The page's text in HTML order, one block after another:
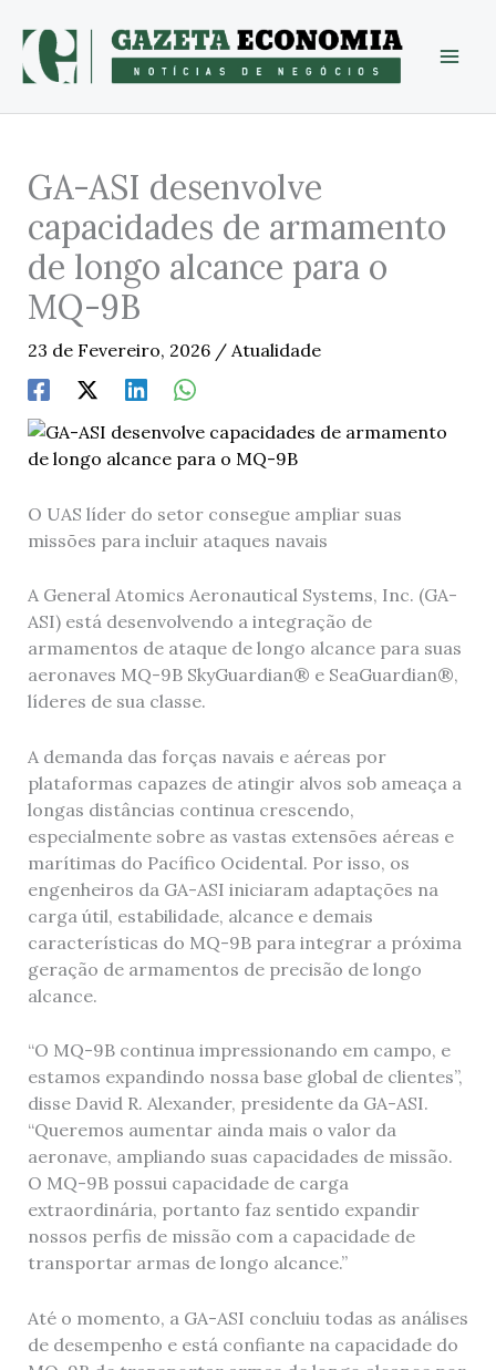
content
GA-ASI desenvolve
capacidades de armamento
de longo alcance para o
MQ-9B
23 de Fevereiro, 2026 / Atualidade
O UAS líder do setor consegue ampliar suas
missões para incluir ataques navais
A General Atomics Aeronautical Systems, Inc. (GA-
ASI) está desenvolvendo a integração de
armamentos de ataque de longo alcance para suas
aeronaves MQ-9B SkyGuardian® e SeaGuardian®,
líderes de sua classe.
A demanda das forças navais e aéreas por
plataformas capazes de atingir alvos sob ameaça a
longas distâncias continua crescendo,
especialmente sobre as vastas extensões aéreas e
marítimas do Pacífico Ocidental. Por isso, os
engenheiros da GA-ASI iniciaram adaptações na
carga útil, estabilidade, alcance e demais
características do MQ-9B para integrar a próxima
geração de armamentos de precisão de longo
alcance.
“O MQ-9B continua impressionando em campo, e
estamos expandindo nossa base global de clientes”,
disse David R. Alexander, presidente da GA-ASI.
“Queremos aumentar ainda mais o valor da
aeronave, ampliando suas capacidades de missão.
O MQ-9B possui capacidade de carga
extraordinária, portanto faz sentido expandir
nossos perfis de missão com a capacidade de
transportar armas de longo alcance.”
Até o momento, a GA-ASI concluiu todas as análises
de desempenho e está confiante na capacidade do